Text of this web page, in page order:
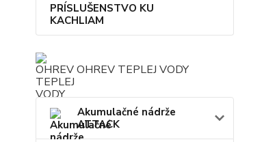
PRÍSLUŠENSTVO KU
KACHLIAM
OHREV TEPLEJ VODY
Akumulačné nádrže
ATTACK